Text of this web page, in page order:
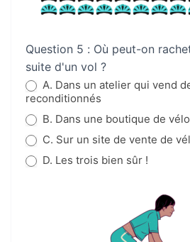
Question 5 : Où peut-on
suite d'un vol ?
A. Dans un atelier qui vend
reconditionnés
B. Dans une boutique de
C. Sur un site de vente de
D. Les trois bien sûr !